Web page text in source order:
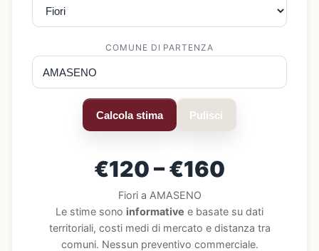
COMUNE DI PARTENZA
Calcola stima Pulisci
€120 – €160
Fiori a AMASENO
Le stime sono informative e basate su dati
territoriali, costi medi di mercato e distanza tra
comuni. Nessun preventivo commerciale.